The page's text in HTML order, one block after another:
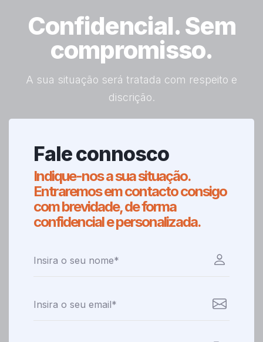
Confidencial. Sem
compromisso.
A sua situação será tratada com respeito e
discrição.
Fale connosco
Indique-nos a sua situação.
Entraremos em contacto consigo
com brevidade, de forma
confidencial e personalizada.